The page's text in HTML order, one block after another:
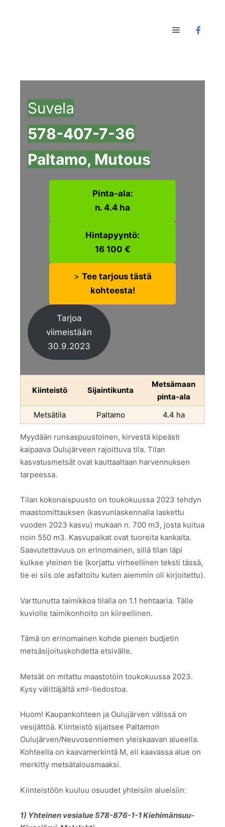
Suvela
578-407-7-36
Paltamo, Mutous
Pinta-ala:
n. 4.4 ha
Hintapyyntö:
16 100 €
> Tee tarjous tästä
kohteesta!
Tarjoa
viimeistään
30.9.2023
Kiinteistö Sijaintikunta
Metsämaan
pinta-ala
Metsätila
Paltamo 4.4 ha
Myydään runsaspuustoinen, kirvestä kipeästi
kaipaava Oulujärveen rajoittuva tila. Tilan
kasvatusmetsät ovat kauttaaltaan harvennuksen
tarpeessa.
Tilan kokonaispuusto on toukokuussa 2023 tehdyn
maastomittauksen (kasvunlaskennalla laskettu
vuoden 2023 kasvu) mukaan n. 700 m3, josta kuitua
noin 550 m3. Kasvupaikat ovat tuoreita kankaita.
Saavutettavuus on erinomainen, sillä tilan läpi
kulkee yleinen tie (korjattu virheellinen teksti tässä,
tie ei siis ole asfaltoitu kuten aiemmin oli kirjoitettu).
Varttunutta taimikkoa tilalla on 1.1 hehtaaria. Tälle
kuviolle taimikonhoito on kiireellinen.
Tämä on erinomainen kohde pienen budjetin
metsäsijoituskohdetta etsivälle.
Metsät on mitattu maastotöin toukokuussa 2023.
Kysy välittäjältä xml-tiedostoa.
Huom! Kaupankohteen ja Oulujärven välissä on
vesijättöä. Kiinteistö sijaitsee Paltamon
Oulujärven/Neuvosenniemen yleiskaavan alueella.
Kohteella on kaavamerkintä M, eli kaavassa alue on
merkitty metsätalousmaaksi.
Kiinteistöön kuuluu osuudet yhteisiin alueisiin:
1) Yhteinen vesialue 578-876-1-1 Kiehimänsuu-